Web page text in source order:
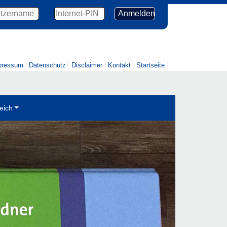
Datenschutz Disclaimer Kontakt Startseite